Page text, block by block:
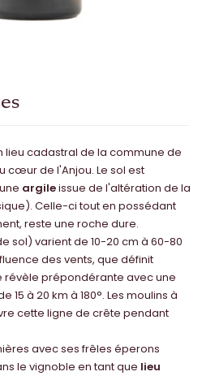
lieu cadastral de la commune de
cœur de l'Anjou.​ Le sol est
argileissue de l'altération de la
Celle-ci tout en possédant
reste une roche dure.
sol) varient de 10-20 cm à 60-80
des vents, que définit
révèle prépondérante avec une
à 20 km à 180°. Les moulins à
cette ligne de crête pendant
avec ses frêles éperons
le vignoble en tant que lieu